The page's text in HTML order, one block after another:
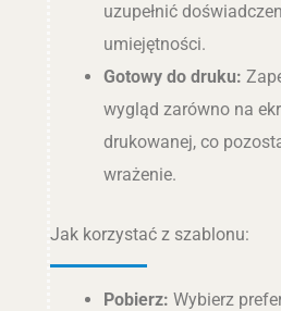
uzupełnić
umiejętności.
Gotowy do druku:
wygląd zarówno na
drukowanej, co
wrażenie.
Jak korzystać z szablonu:
Pobierz: Wybierz